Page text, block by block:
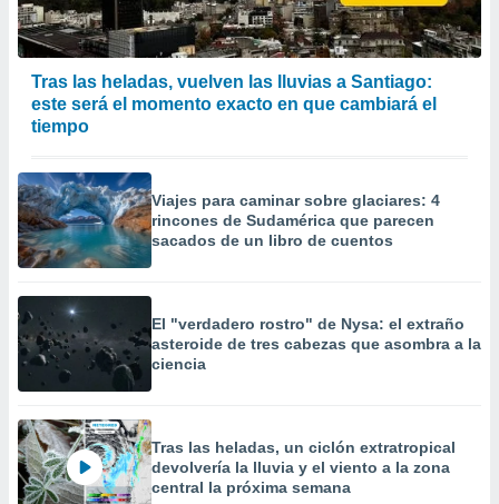
Tras las heladas, vuelven las lluvias a Santiago:
este será el momento exacto en que cambiará el
tiempo
Viajes para caminar sobre glaciares: 4
rincones de Sudamérica que parecen
sacados de un libro de cuentos
El "verdadero rostro" de Nysa: el extraño
asteroide de tres cabezas que asombra a la
ciencia
Tras las heladas, un ciclón extratropical
devolvería la lluvia y el viento a la zona
central la próxima semana